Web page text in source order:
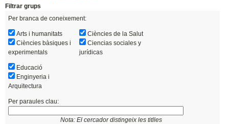
Filtrar grups
Per branca de coneixement:
Arts i humanitats
Ciències bàsiques i
experimentals
Ciències de la Salut
Ciencias sociales y
jurídicas
Educació
Enginyeria i
Arquitectura
Per paraules clau:
Nota: El cercador distingeix les titlles